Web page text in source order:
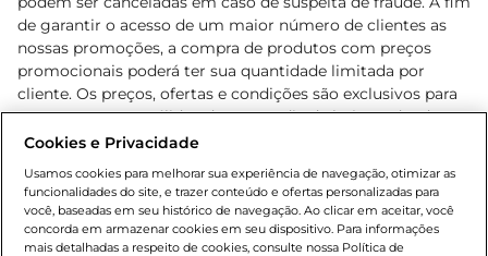
de garantir o acesso de um maior número de clientes as
nossas promoções, a compra de produtos com preços
promocionais poderá ter sua quantidade limitada por
cliente. Os preços, ofertas e condições são exclusivos para
o e-commerce e válidos durante o dia de hoje, podendo
sofrer alterações sem prévia notificação. Proibida a venda
Lei n.º 8069/90, art. 81, inciso II (Estatuto da Criança e do
Adolescente). Preços e condições exclusivos para o
www.bretas.com.br, podendo sofrer alterações sem aviso
Cookies e Privacidade
Usamos cookies para melhorar sua experiência de navegação, otimizar as
funcionalidades do site, e trazer conteúdo e ofertas personalizadas para
você, baseadas em seu histórico de navegação. Ao clicar em aceitar, você
concorda em armazenar cookies em seu dispositivo. Para informações
mais detalhadas a respeito de cookies, consulte nossa Política de